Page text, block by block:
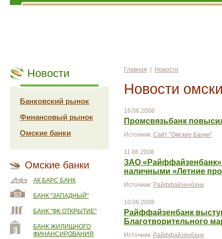
Новости
Банковский рынок
Финансовый рынок
Омские банки
Омские банки
АК БАРС БАНК
БАНК "ЗАПАДНЫЙ"
БАНК "ФК ОТКРЫТИЕ"
БАНК ЖИЛИЩНОГО
ФИНАНСИРОВАНИЯ
Главная Новости
Новости
18.06.2008
Промсвязьбанк
Источник: Сайт "Омские Банки"
11.06.2008
ЗАО
наличными «Летние
Источник: Райффайзенбанк
10.06.2008
Райффайзенбанк
Благотворительного
Источник: Райффайзенбанк